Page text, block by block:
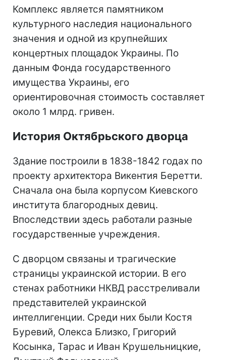
Комплекс является памятником
культурного наследия национального
значения и одной из крупнейших
концертных площадок Украины. По
данным Фонда государственного
имущества Украины, его
ориентировочная стоимость составляет
около 1 млрд. гривен.
История Октябрьского дворца
Здание построили в 1838-1842 годах по
проекту архитектора Викентия Беретти.
Сначала она была корпусом Киевского
института благородных девиц.
Впоследствии здесь работали разные
государственные учреждения.
С дворцом связаны и трагические
страницы украинской истории. В его
стенах работники НКВД расстреливали
представителей украинской
интеллигенции. Среди них были Костя
Буревий, Олекса Близко, Григорий
Косынка, Тарас и Иван Крушельницкие,